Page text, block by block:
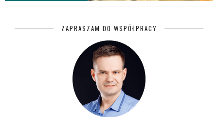
ZAPRASZAM DO WSPÓŁPRACY